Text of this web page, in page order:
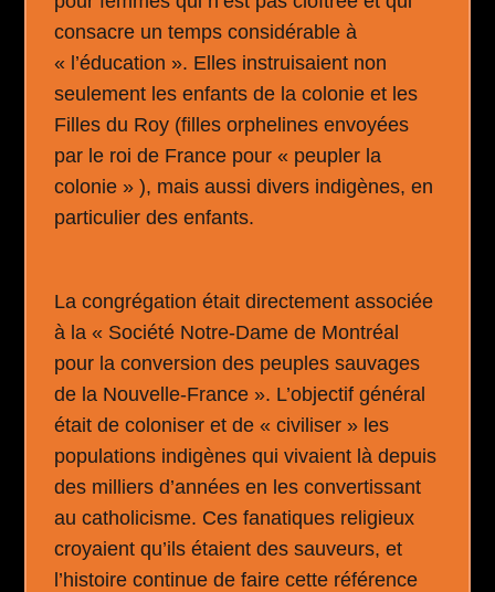
consacre un temps considérable à
« l’éducation ». Elles instruisaient non
seulement les enfants de la colonie et les
Filles du Roy (filles orphelines envoyées
par le roi de France pour « peupler la
colonie » ), mais aussi divers indigènes, en
particulier des enfants.
La congrégation était directement associée
à la« Société Notre-Dame de Montréal
pour la conversion des peuples sauvages
de la Nouvelle-France ». L’objectif général
était de coloniser et de « civiliser » les
populations indigènes qui vivaient là depuis
des milliers d’années en les convertissant
au catholicisme. Ces fanatiques religieux
croyaient qu’ils étaient des sauveurs, et
l’histoire continue de faire cette référence